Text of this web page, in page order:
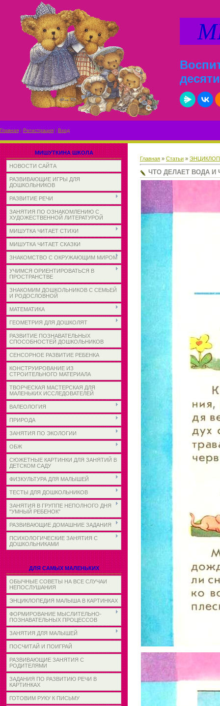
Главная | Регистрация | Вход
МИШУТКИНА ШКОЛА
НОВОСТИ САЙТА
РАЗВИВАЮЩИЕ ИГРЫ ДЛЯ
ДОШКОЛЬНИКОВ
РАЗВИТИЕ РЕЧИ
ЗАНЯТИЯ ПО ОЗНАКОМЛЕНИЮ С
ХУДОЖЕСТВЕННОЙ ЛИТЕРАТУРОЙ
МИШУТКА ЧИТАЕТ СТИХИ
МИШУТКА ЧИТАЕТ СКАЗКИ
ЗНАКОМСТВО С ОКРУЖАЮЩИМ МИРОМ
УЧИМСЯ ОРИЕНТИРОВАТЬСЯ В
ПРОСТРАНСТВЕ
ЗНАКОМИМ ДОШКОЛЬНИКОВ С СЕМЬЕЙ
И РОДОСЛОВНОЙ
МАТЕМАТИКА
ГЕОМЕТРИЯ ДЛЯ ДОШКОЛЯТ
РАЗВИТИЕ ПОЗНАВАТЕЛЬНЫХ
СПОСОБНОСТЕЙ ДОШКОЛЬНИКОВ
СЕНСОРНОЕ РАЗВИТИЕ РЕБЕНКА
КОНСТРУИРОВАНИЕ ИЗ
СТРОИТЕЛЬНОГО МАТЕРИАЛА
ТВОРЧЕСКАЯ МАСТЕРСКАЯ ДЛЯ
МАЛЕНЬКИХ ИССЛЕДОВАТЕЛЕЙ
ВАЛЕОЛОГИЯ
ПРИРОДА
ЗАНЯТИЯ ПО ЭКОЛОГИИ
ОБЖ
СЮЖЕТНЫЕ КАРТИНКИ ДЛЯ ЗАНЯТИЙ В
ДЕТСКОМ САДУ
ФИЗКУЛЬТУРА ДЛЯ МАЛЫШЕЙ
ТЕСТЫ ДЛЯ ДОШКОЛЬНИКОВ
ЗАНЯТИЯ В ГРУППЕ НЕПОЛНОГО ДНЯ
"УМНЫЙ РЕБЕНОК"
РАЗВИВАЮЩИЕ ДОМАШНИЕ ЗАДАНИЯ
ПСИХОЛОГИЧЕСКИЕ ЗАНЯТИЯ С
ДОШКОЛЬНИКАМИ
ДЛЯ САМЫХ МАЛЕНЬКИХ
ОБЫЧНЫЕ СОВЕТЫ НА ВСЕ СЛУЧАИ
НЕПОСЛУШАНИЯ
ЭНЦИКЛОПЕДИЯ МАЛЫША В КАРТИНКАХ
ФОРМИРОВАНИЕ МЫСЛИТЕЛЬНО-
ПОЗНАВАТЕЛЬНЫХ ПРОЦЕССОВ
ЗАНЯТИЯ ДЛЯ МАЛЫШЕЙ
ПОСЧИТАЙ И ПОИГРАЙ
РАЗВИВАЮЩИЕ ЗАНЯТИЯ С
РОДИТЕЛЯМИ
ЗАДАНИЯ ПО РАЗВИТИЮ РЕЧИ В
КАРТИНКАХ
ГОТОВИМ РУКУ К ПИСЬМУ
Главная » Статьи »
ЧТО ДЕЛАЕТ ВОДА И